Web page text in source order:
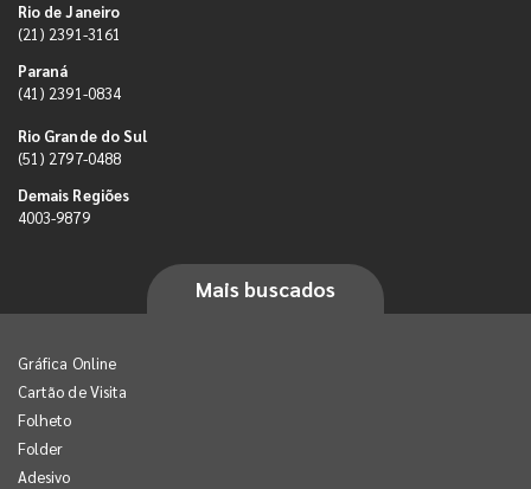
Rio de Janeiro
(21) 2391-3161
Paraná
(41) 2391-0834
Rio Grande do Sul
(51) 2797-0488
Demais Regiões
4003-9879
Mais buscados
Gráfica Online
Cartão de Visita
Folheto
Folder
Adesivo